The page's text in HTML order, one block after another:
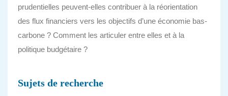
prudentielles peuvent-elles contribuer à la réorientation
des flux financiers vers les objectifs d’une économie bas-
carbone ? Comment les articuler entre elles et à la
politique budgétaire ?
Sujets de recherche